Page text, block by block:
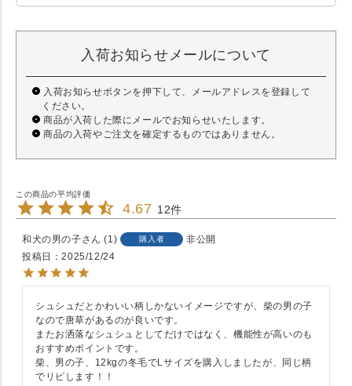
入荷お知らせメールについて
入荷お知らせボタンを押下して、メールアドレスを登録して
ください。
商品が入荷した際にメールでお知らせいたします。
商品の入荷やご注文を確定するものではありません。
4.67 12
和犬の男の子 1 購入者
非公開
投稿日
2025/12/24
シュシュだとかわいい柄しかないイメージですが、柴の男の子
なので唐草があるのが良いです。
またお洒落なシュシュとしてだけではなく、機能性が高いのも
おすすめポイントです。
柴、男の子、12kgの冬毛でLサイズを購入しましたが、同じ柄
でリピします！！